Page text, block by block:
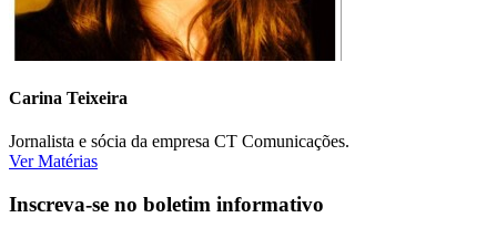
Carina Teixeira
Jornalista e sócia da empresa CT Comunicações.
Ver Matérias
Inscreva-se no boletim informativo